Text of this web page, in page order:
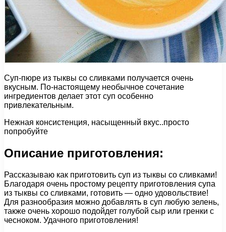
Суп-пюре из тыквы со сливками получается очень
вкусным. По-настоящему необычное сочетание
ингредиентов делает этот суп особенно
привлекательным.
Нежная консистенция, насыщенный вкус..просто
попробуйте
Описание приготовления:
Рассказываю как приготовить суп из тыквы со сливками!
Благодаря очень простому рецепту приготовления супа
из тыквы со сливками, готовить — одно удовольствие!
Для разнообразия можно добавлять в суп любую зелень,
также очень хорошо подойдет голубой сыр или гренки с
чесноком. Удачного приготовления!